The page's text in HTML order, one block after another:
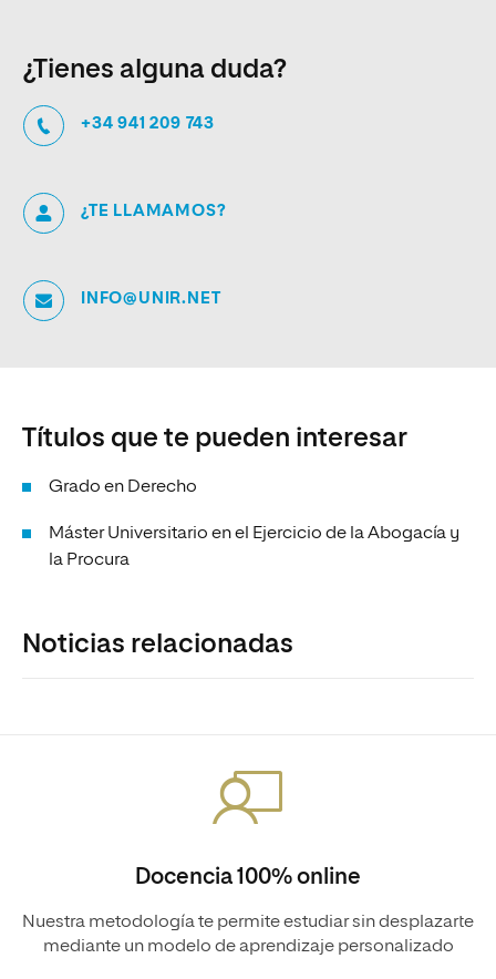
¿Tienes alguna duda?
+34 941 209 743
¿TE LLAMAMOS?
INFO@UNIR.NET
Títulos que te pueden interesar
Grado en Derecho
Máster Universitario en el Ejercicio de la Abogacía y
la Procura
Noticias relacionadas
Docencia 100% online
Nuestra metodología te permite estudiar sin desplazarte
mediante un modelo de aprendizaje personalizado